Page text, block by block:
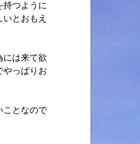
つように
とおもえ
は来て欲
やっぱりお
ことなので